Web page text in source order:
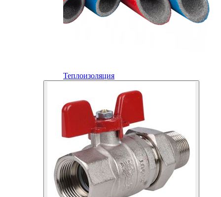
Теплоизоляция